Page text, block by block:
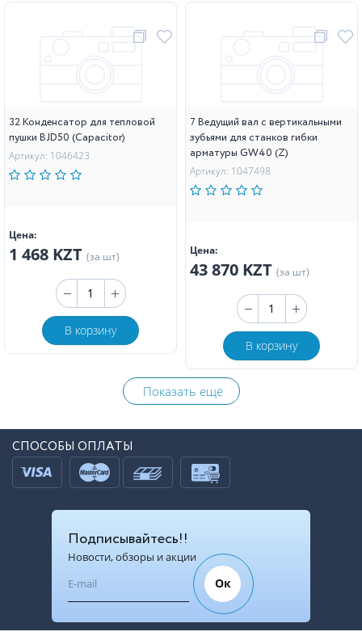
32 Конденсатор для тепловой
пушки BJD50 (Capacitor)
Артикул: 1046423
Цена:
1 468 KZT (за шт)
В корзину
7 Ведущий вал с вертикальными
зубьями для станков гибки
арматуры GW40 (Z)
Артикул: 1047498
Цена:
43 870 KZT (за шт)
В корзину
Показать ещё
СПОСОБЫ ОПЛАТЫ
Подписывайтесь!!
Новости, обзоры и акции
Ок